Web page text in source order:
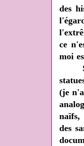
des
ce
moi
(je
des